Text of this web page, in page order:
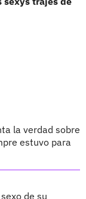
la verdad sobre
estuvo para
de su